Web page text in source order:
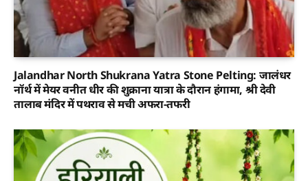
Jalandhar North Shukrana Yatra Stone Pelting: जालंधर
नॉर्थ में मेयर वनीत धीर की शुक्राना यात्रा के दौरान हंगामा, श्री देवी
तालाब मंदिर में पथराव से मची अफरा-तफरी